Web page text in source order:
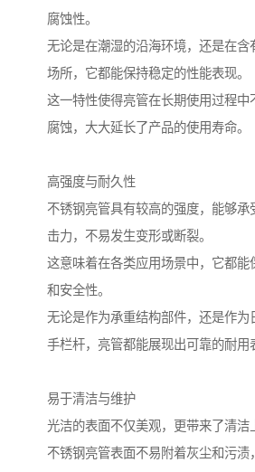
腐蚀性。
无论是在潮湿的沿海环境，还是在含
场所，它都能保持稳定的性能表现。
这一特性使得亮管在长期使用过程中
腐蚀，大大延长了产品的使用寿命。
高强度与耐久性
不锈钢亮管具有较高的强度，能够承
击力，不易发生变形或断裂。
这意味着在各类应用场景中，它都能
和安全性。
无论是作为承重结构部件，还是作为
手栏杆，亮管都能展现出可靠的耐用
易于清洁与维护
光洁的表面不仅美观，更带来了清洁
不锈钢亮管表面不易附着灰尘和污渍